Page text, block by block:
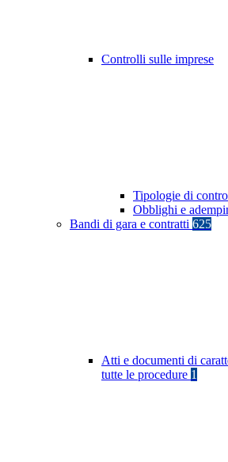
Controlli sulle imprese
Tipologie di
Obblighi e
Bandi di gara e contratti 625
Atti e documenti di
tutte le procedure 1